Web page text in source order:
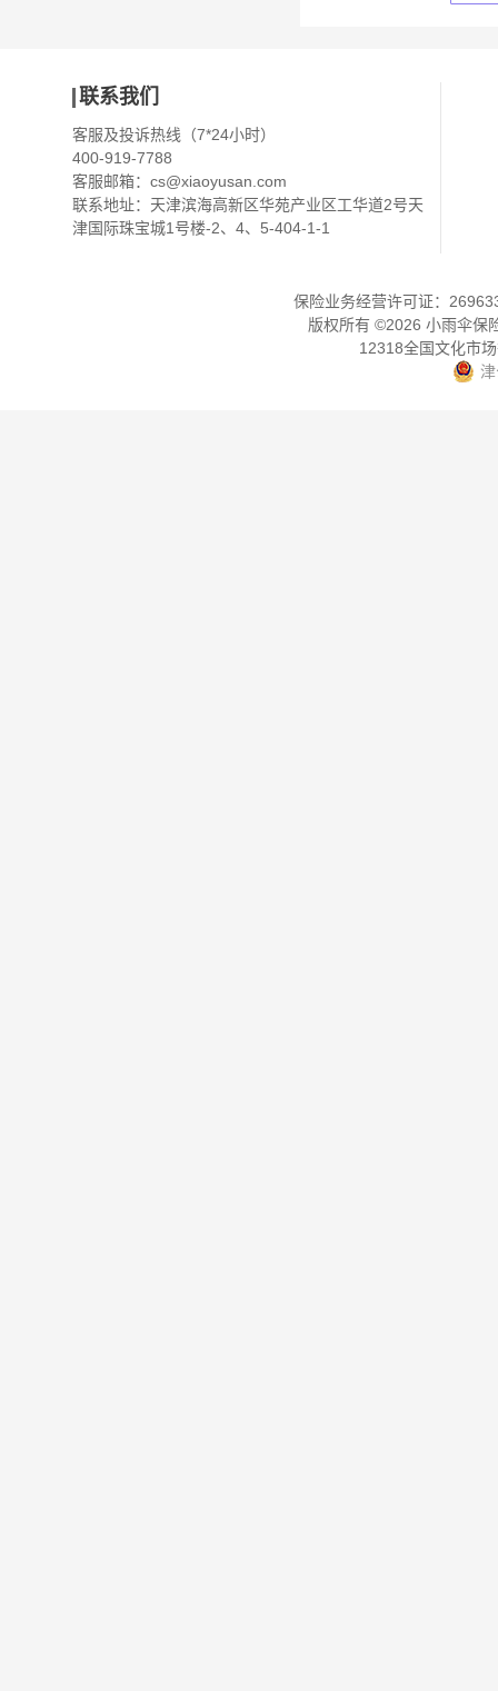
联系我们
客服及投诉热线（7*24小时）
400-919-7788
客服邮箱： cs@xiaoyusan.com
联系地址：天津滨海高新区华苑产业区工华道2号天
津国际珠宝城1号楼-2、4、5-404-1-1
保险业务经营许可证：
版权所有 ©2026 小雨伞保
12318全国文化市